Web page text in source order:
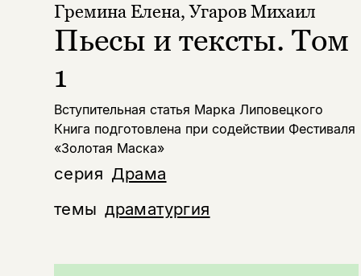
серия Драма
темы драматургия
Гремина Елена,Угаров Михаил
Пьесы и тексты. Том
1
Вступительная статья Марка Липовецкого
Книга подготовлена при содействии Фестиваля
«Золотая Маска»